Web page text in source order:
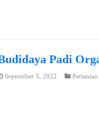
Padi
September 5, 2022 Pertanian